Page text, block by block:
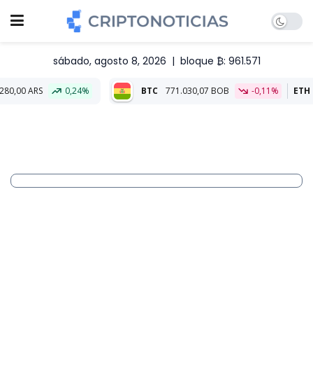
sábado, agosto 8, 2026 | bloque ₿: 961.571
0,24% BTC 771.030,07 BOB -0,11% ETH 22.803,86